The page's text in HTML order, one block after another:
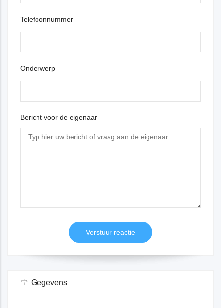
Telefoonnummer
Onderwerp
Bericht voor de eigenaar
Gegevens